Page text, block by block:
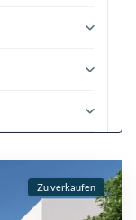
Zu verkaufen